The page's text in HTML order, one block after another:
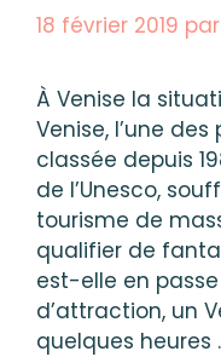
18 février 2019 par
À Venise la
Venise, l’une
classée depuis
de l’Unesco,
tourisme de
qualifier de
est-elle en
d’attraction, un
quelques heures